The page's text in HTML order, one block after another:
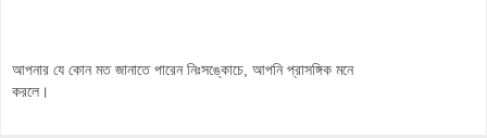
আপনার যে কোন মত জানাতে পারেন নিঃসঙ্কোচে, আপনি প্রাসঙ্গিক মনে
করলে।